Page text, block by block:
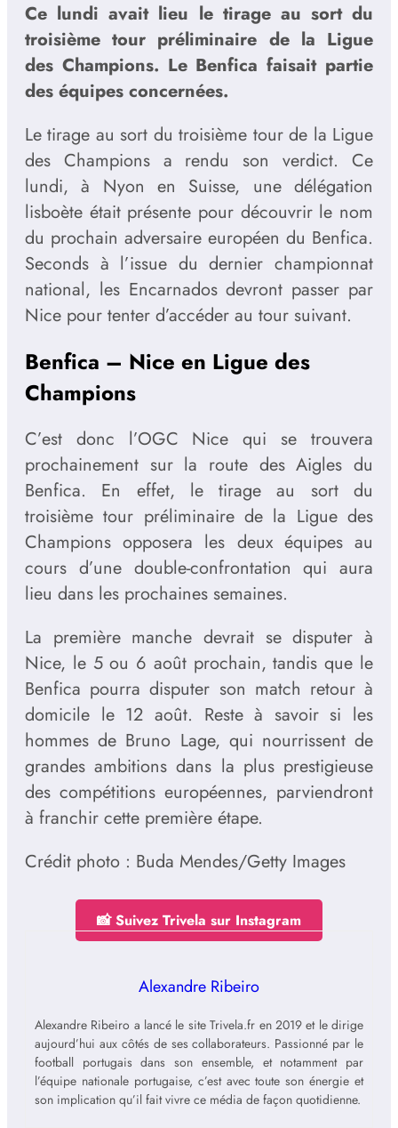
Ce lundi avait lieu le tirage au sort du
troisième tour préliminaire de la Ligue
des Champions. Le Benfica faisait partie
des équipes concernées.
Le tirage au sort du troisième tour de la Ligue
des Champions a rendu son verdict. Ce
lundi, à Nyon en Suisse, une délégation
lisboète était présente pour découvrir le nom
du prochain adversaire européen du Benfica.
Seconds à l’issue du dernier championnat
national, les Encarnados devront passer par
Nice pour tenter d’accéder au tour suivant.
Benfica – Nice en Ligue des
Champions
C’est donc l’OGC Nice qui se trouvera
prochainement sur la route des Aigles du
Benfica. En effet, le tirage au sort du
troisième tour préliminaire de la Ligue des
Champions opposera les deux équipes au
cours d’une double-confrontation qui aura
lieu dans les prochaines semaines.
La première manche devrait se disputer à
Nice, le 5 ou 6 août prochain, tandis que le
Benfica pourra disputer son match retour à
domicile le 12 août. Reste à savoir si les
hommes de Bruno Lage, qui nourrissent de
grandes ambitions dans la plus prestigieuse
des compétitions européennes, parviendront
à franchir cette première étape.
Crédit photo : Buda Mendes/Getty Images
📸 Suivez Trivela sur Instagram
Alexandre Ribeiro
Alexandre Ribeiro a lancé le site Trivela.fr en 2019 et le dirige
aujourd’hui aux côtés de ses collaborateurs. Passionné par le
football portugais dans son ensemble, et notamment par
l’équipe nationale portugaise, c’est avec toute son énergie et
son implication qu’il fait vivre ce média de façon quotidienne.